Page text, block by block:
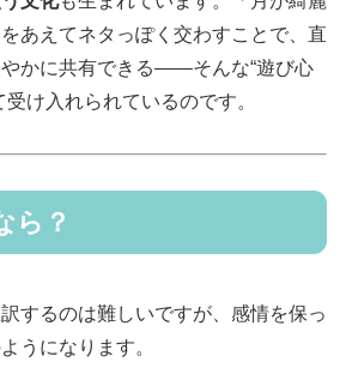
あえてネタっぽく交わすことで、直
かに共有できる――そんな“遊び心
け入れられているのです。
ら？
するのは難しいですが、感情を保っ
うになります。